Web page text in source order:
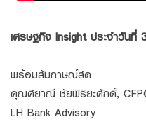
เศรษฐกิจ Insight ประจำวันที่
พร้อมสัมภาษณ์สด
คุณศิยาณี ชัยพิริยะศักดิ์,
LH Bank Advisory